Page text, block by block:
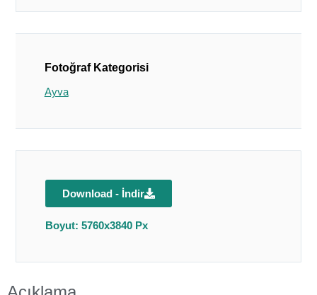
Fotoğraf Kategorisi
Ayva
Download - İndir
Boyut: 5760x3840 Px